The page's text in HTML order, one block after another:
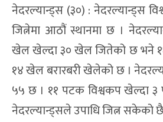
नेदरल्यान्ड्स (३०) : नेदरल्यान्ड्स
जित्नेमा आठौं स्थानमा छ ।
खेल खेल्दा ३० खेल जितेको छ भने
१४ खेल बरारबरी खेलेको छ ।
५५ छ । ११ पटक विश्वकप खेल्दा
नेदरल्यान्ड्सले उपाधि जित्न सकेको